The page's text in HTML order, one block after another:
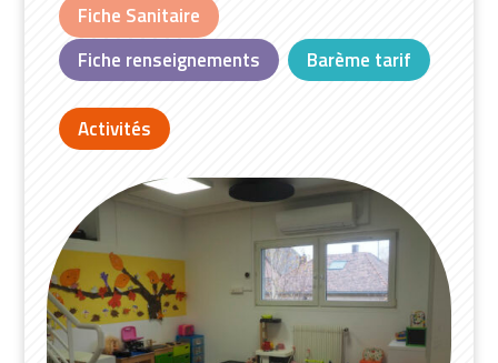
Fiche Sanitaire
Fiche renseignements
Barème tarif
Activités